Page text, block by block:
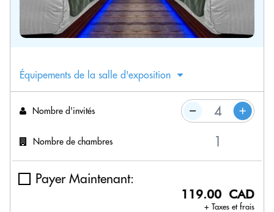
Équipements de la salle d'exposition
Nombre d'invités
Nombre de chambres
Payer Maintenant:
119.00 CAD
+ Taxes et frais